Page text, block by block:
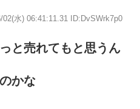
02(水) 06:41:11.31 ID:DvSWrk7p0
と売れてもと思うん
かな